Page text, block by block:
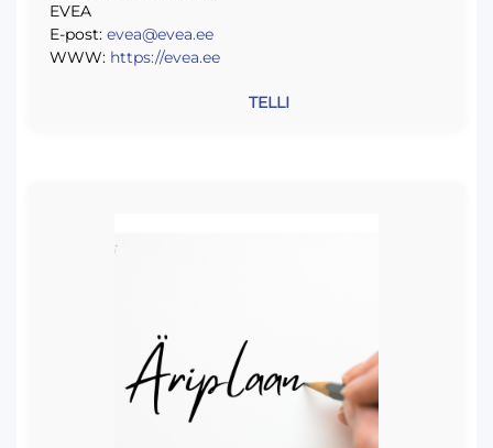
EVEA
E-post: evea@evea.ee
WWW: https://evea.ee
TELLI